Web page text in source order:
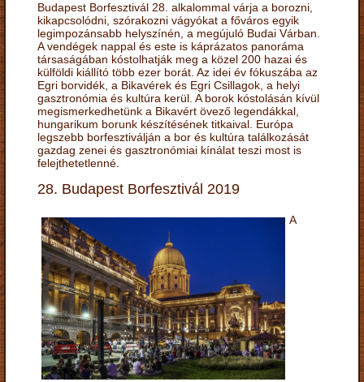
Budapest Borfesztivál 28. alkalommal várja a borozni,
kikapcsolódni, szórakozni vágyókat a főváros egyik
legimpozánsabb helyszínén, a megújuló Budai Várban.
A vendégek nappal és este is káprázatos panoráma
társaságában kóstolhatják meg a közel 200 hazai és
külföldi kiállító több ezer borát. Az idei év fókuszába az
Egri borvidék, a Bikavérek és Egri Csillagok, a helyi
gasztronómia és kultúra kerül. A borok kóstolásán kívül
megismerkedhetünk a Bikavért övező legendákkal,
hungarikum borunk készítésének titkaival. Európa
legszebb borfesztiválján a bor és kultúra találkozását
gazdag zenei és gasztronómiai kínálat teszi most is
felejthetetlenné.
28. Budapest Borfesztivál 2019
A